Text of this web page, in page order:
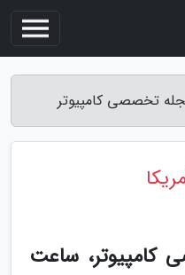
تخصصی کامپیوتر
کامپیوتر، ساعت